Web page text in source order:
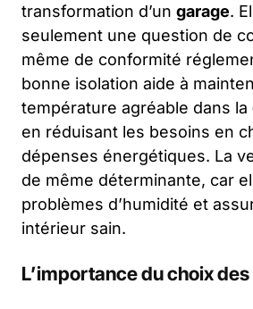
transformation d’un garage.
seulement une question de
même de conformité
bonne isolation aide à
température agréable dans la
en réduisant les besoins en
dépenses énergétiques. La
de même déterminante, car
problèmes d’humidité et
intérieur sain.
L’importance du choix